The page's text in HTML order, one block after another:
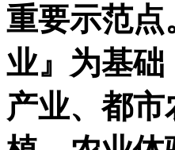
重要示范点
业』为基础
产业、都